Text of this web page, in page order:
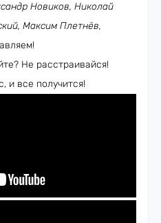
Новиков, Николай
Максим Плетнёв,
Не расстраивайся!
и все получится!